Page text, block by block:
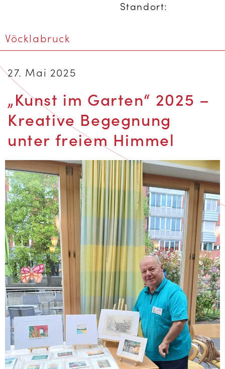
Standort:
Vöcklabruck
27. Mai 2025
„Kunst im Garten“ 2025 –
Kreative Begegnung
unter freiem Himmel